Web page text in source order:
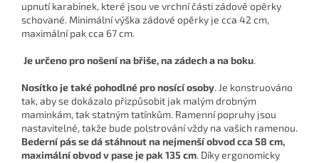
upnutí karabinek, které jsou ve vrchní části zádově opěrky
schované. Minimální výška zádové opěrky je cca 42 cm,
maximální pak cca 67 cm.
Je určeno pro nošení na břiše, na zádech a na boku.
Nosítko je taképohodlné pro nosící osoby. Je konstruováno
tak, aby se dokázalo přizpůsobit jak malým drobným
maminkám, tak statným tatínkům. Ramenní popruhy jsou
nastavitelné, takže bude polstrování vždy na vašich ramenou.
Bederní pás se dá stáhnout na nejmenší obvod cca 58 cm,
maximální obvod v pase je pak 135 cm. Díky ergonomicky